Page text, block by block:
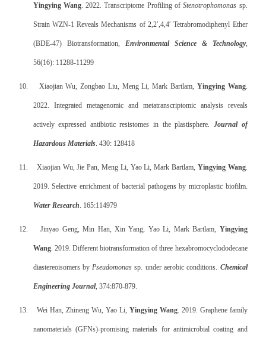
Yingying Wang. 2022. Transcriptome Profiling ofStenotrophomonas sp.
Strain WZN-1 Reveals Mechanisms of 2,2′,4,4′ Tetrabromodiphenyl Ether
(BDE-47) Biotransformation, Environmental Science & Technology,
56(16): 11288-11299
10. Xiaojian Wu, Zongbao Liu, Meng Li, Mark Bartlam, Yingying Wang.
2022. Integrated metagenomic and metatranscriptomic analysis reveals
actively expressed antibiotic resistomes in the plastisphere. Journal of
Hazardous Materials. 430: 128418
11. Xiaojian Wu, Jie Pan, Meng Li, Yao Li, Mark Bartlam, Yingying Wang.
2019.Selective enrichment of bacterial pathogens by microplastic biofilm.
Water Research. 165:114979
12. Jinyao Geng, Min Han, Xin Yang, Yao Li, Mark Bartlam, Yingying
Wang. 2019. Different biotransformation of three hexabromocyclododecane
diastereoisomers byPseudomonas sp. under aerobic conditions. Chemical
Engineering Journal, 374:870-879.
13. Wei Han, Zhineng Wu, Yao Li, Yingying Wang. 2019. Graphene family
nanomaterials (GFNs)-promising materials for antimicrobial coating and